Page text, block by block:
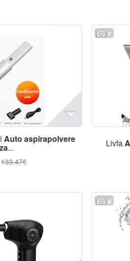
Auto aspirapolvere
...
133,47€
7
Livfa
6